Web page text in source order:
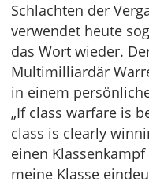
Schlachten der
verwendet heute
das Wort wieder.
Multimilliardär
in einem
„If class warfare is
class is clearly
einen
meine Klasse